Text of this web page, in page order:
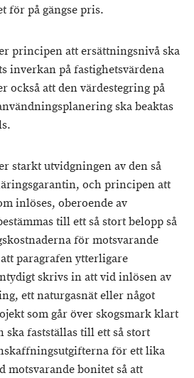
för på gängse pris.
principen att ersättningsnivå ska
inverkan på fastighetsvärdena
också att den värdestegring på
ska beaktas
starkt utvidgningen av den så
och principen att
inlöses, oberoende av
till ett så stort belopp så
för motsvarande
paragrafen ytterligare
skrivs in att vid inlösen av
ett naturgasnät eller något
som går över skogsmark klart
ska fastställas till ett så stort
för ett lika
motsvarande bonitet så att